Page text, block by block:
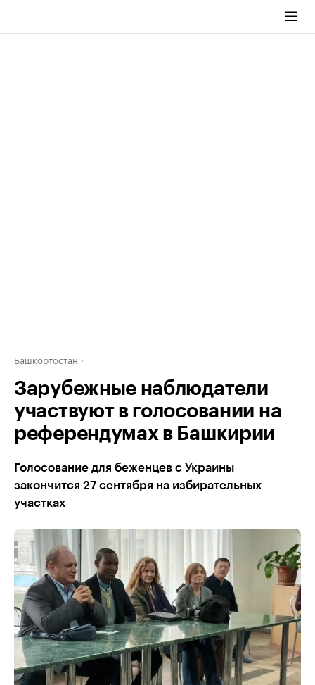
Башкортостан
Зарубежные наблюдатели
участвуют в голосовании на
референдумах в Башкирии
Голосование для беженцев с Украины
закончится 27 сентября на избирательных
участках